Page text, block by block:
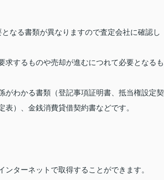
なる書類が異なりますので査定会社に確認し
するものや売却が進むにつれて必要となるも
がわかる書類（登記事項証明書、抵当権設定契
）、金銭消費貸借契約書などです。
ターネットで取得することができます。